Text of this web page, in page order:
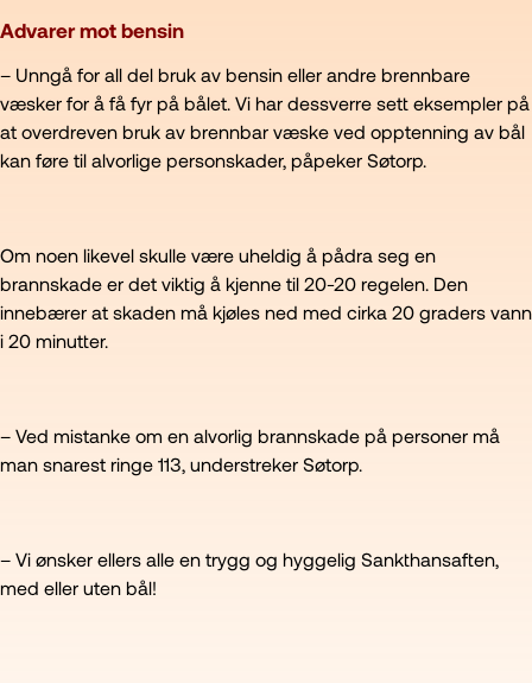
Advarer mot bensin
– Unngå for all del bruk av bensin eller andre brennbare
væsker for å få fyr på bålet. Vi har dessverre sett eksempler på
at overdreven bruk av brennbar væske ved opptenning av bål
kan føre til alvorlige personskader, påpeker Søtorp.
Om noen likevel skulle være uheldig å pådra seg en
brannskade er det viktig å kjenne til 20-20 regelen. Den
innebærer at skaden må kjøles ned med cirka 20 graders vann
i 20 minutter.
– Ved mistanke om en alvorlig brannskade på personer må
man snarest ringe 113, understreker Søtorp.
– Vi ønsker ellers alle en trygg og hyggelig Sankthansaften,
med eller uten bål!